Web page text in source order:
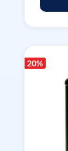
20%